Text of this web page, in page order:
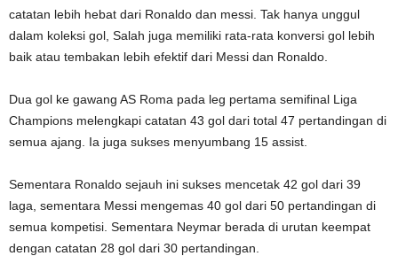
catatan lebih hebat dari Ronaldo dan messi. Tak hanya unggul
dalam koleksi gol, Salah juga memiliki rata-rata konversi gol lebih
baik atau tembakan lebih efektif dari Messi dan Ronaldo.
Dua gol ke gawang AS Roma pada leg pertama semifinal Liga
Champions melengkapi catatan 43 gol dari total 47 pertandingan di
semua ajang. Ia juga sukses menyumbang 15 assist.
Sementara Ronaldo sejauh ini sukses mencetak 42 gol dari 39
laga, sementara Messi mengemas 40 gol dari 50 pertandingan di
semua kompetisi. Sementara Neymar berada di urutan keempat
dengan catatan 28 gol dari 30 pertandingan.